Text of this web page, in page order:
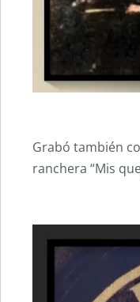
Grabó también
ranchera “Mis